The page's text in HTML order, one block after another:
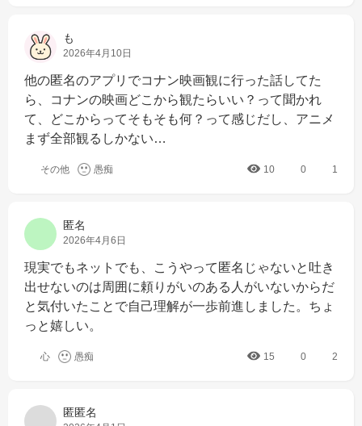
も
2026年4月10日
他の匿名のアプリでコナン映画観に行った話してた
ら、コナンの映画どこから観たらいい？って聞かれ
て、どこからってそもそも何？って感じだし、アニメ
まず全部観るしかない…
その他 愚痴 10 0 1
匿名
2026年4月6日
現実でもネットでも、こうやって匿名じゃないと吐き
出せないのは周囲に頼りがいのある人がいないからだ
と気付いたことで自己理解が一歩前進しました。ちょ
っと嬉しい。
心 愚痴 15 0 2
匿匿名